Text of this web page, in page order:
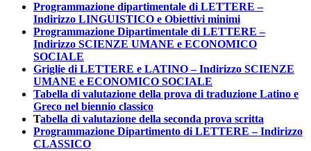
Programmazione dipartimentale di LETTERE –
Indirizzo LINGUISTICO e Obiettivi minimi
Programmazione Dipartimentale di LETTERE –
Indirizzo SCIENZE UMANE e ECONOMICO
SOCIALE
Griglie di LETTERE e LATINO – Indirizzo SCIENZE
UMANE e ECONOMICO SOCIALE
Tabella di valutazione della prova di traduzione Latino e
Greco nel biennio classico
Tabella di valutazione della seconda prova scritta
Programmazione Dipartimento di LETTERE – Indirizzo
CLASSICO